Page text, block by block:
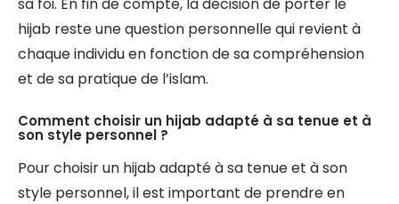
hijab reste une question personnelle qui revient à
chaque individu en fonction de sa compréhension
et de sa pratique de l’islam.
Comment choisir un hijab adapté à sa tenue et à
son style personnel ?
Pour choisir un hijab adapté à sa tenue et à son
style personnel, il est important de prendre en